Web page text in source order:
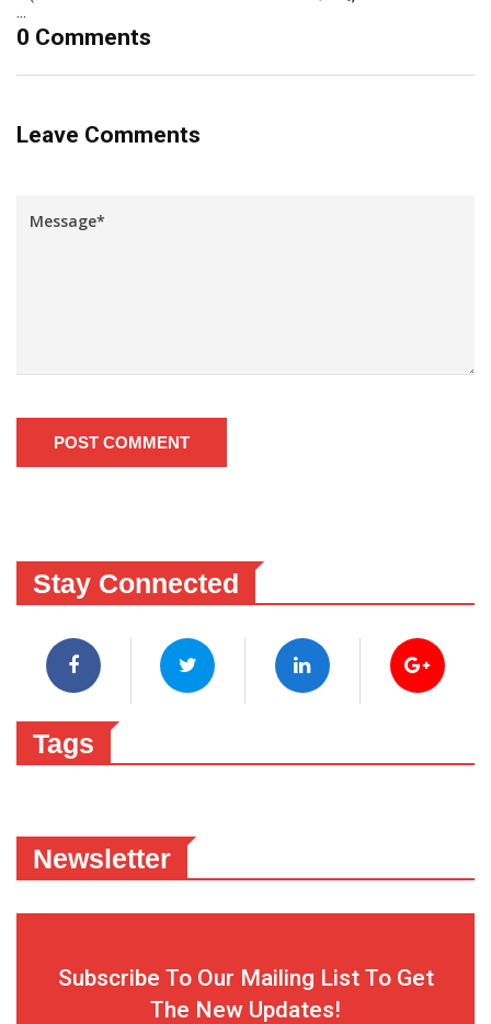
...
0 Comments
Leave Comments
POST COMMENT
Stay Connected
Tags
Newsletter
Subscribe To Our Mailing List To Get
The New Updates!